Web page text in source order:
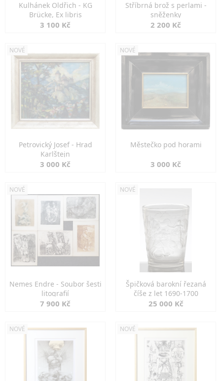
Kulhánek Oldřich - KG
Brücke, Ex libris
3 100 Kč
Stříbrná brož s perlami -
sněženky
2 200 Kč
NOVÉ
Petrovický Josef - Hrad
Karlštejn
3 000 Kč
NOVÉ
Městečko pod horami
3 000 Kč
NOVÉ
Nemes Endre - Soubor šesti
litografií
7 900 Kč
NOVÉ
Špičková barokní řezaná
číše z let 1690-1700
25 000 Kč
NOVÉ NOVÉ